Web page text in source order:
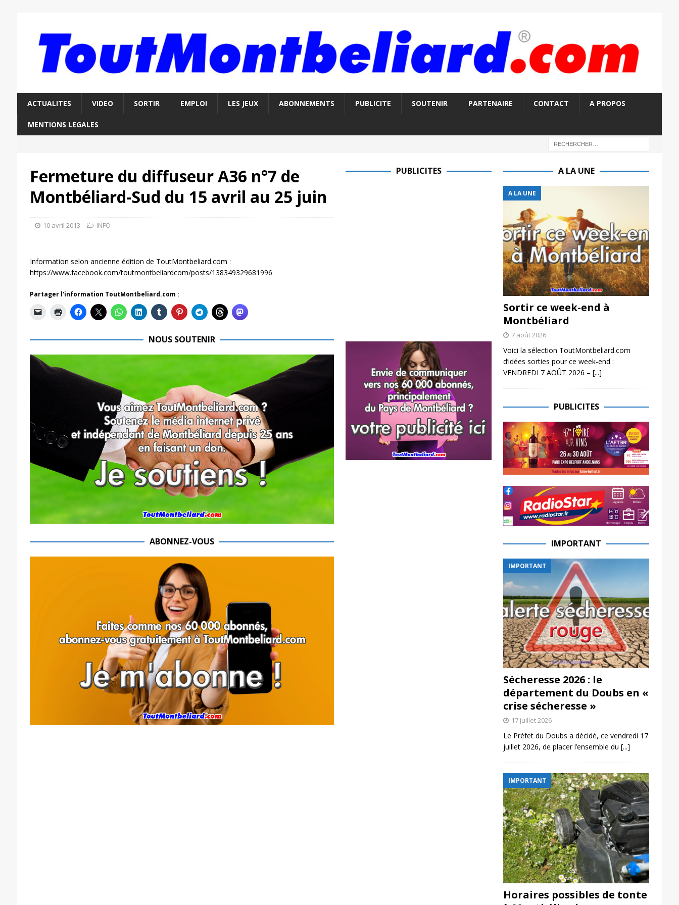
ACTUALITES VIDEO SORTIR EMPLOI LES JEUX ABONNEMENTS PUBLICITE SOUTENIR PARTENAIRE CONTACT A PROPOS
MENTIONS LEGALES
Fermeture du diffuseur A36 n°7 de
Montbéliard-Sud du 15 avril au 25 juin
10 avril 2013 INFO
Information selon ancienne édition de ToutMontbeliard.com :
https://www.facebook.com/toutmontbeliardcom/posts/138349329681996
Partager l'information ToutMontbeliard.com :
NOUS SOUTENIR
ABONNEZ-VOUS
PUBLICITES A LA UNE
A LA UNE
Sortir ce week-end à
Montbéliard
7 août 2026
Voici la sélection ToutMontbeliard.com
d’idées sorties pour ce week-end :
VENDREDI 7 AOÛT 2026 – [...]
PUBLICITES
IMPORTANT
IMPORTANT
Sécheresse 2026 : le
département du Doubs en «
crise sécheresse »
17 juillet 2026
Le Préfet du Doubs a décidé, ce vendredi 17
juillet 2026, de placer l’ensemble du [...]
IMPORTANT
Horaires possibles de tonte